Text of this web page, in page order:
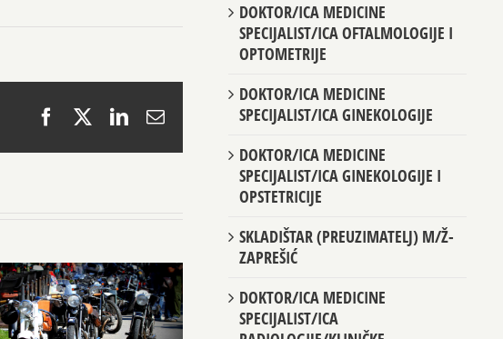
FacebookLinkedIn
Email
DOKTOR/ICA MEDICINE
SPECIJALIST/ICA OFTALMOLOGIJE I
OPTOMETRIJE
DOKTOR/ICA MEDICINE
SPECIJALIST/ICA GINEKOLOGIJE
DOKTOR/ICA MEDICINE
SPECIJALIST/ICA GINEKOLOGIJE I
OPSTETRICIJE
SKLADIŠTAR (PREUZIMATELJ) M/Ž-
ZAPREŠIĆ
DOKTOR/ICA MEDICINE
SPECIJALIST/ICA